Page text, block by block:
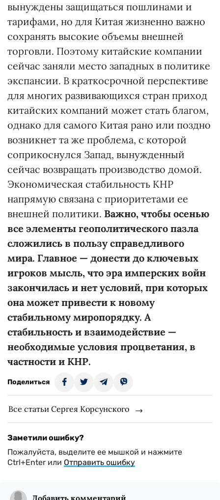
вынуждены защищаться пошлинами и
тарифами, но для Китая жизненно важно
сохранять высокие объемы внешней
торговли. Поэтому китайские компании
сейчас заняли место западных в политике
экспансии. В краткосрочной перспективе
для многих развивающихся стран приход
китайских компаний может стать благом,
однако для самого Китая рано или поздно
возникнет та же проблема, с которой
соприкоснулся Запад, вынужденный
сейчас возвращать производство домой.
Экономическая стабильность КНР
напрямую связана с приоритетами ее
внешней политики. Важно, чтобы осенью
все элементы геополитического пазла
сложились в пользу справедливого
мира. Главное — донести до ключевых
игроков мысль, что эра имперских войн
закончилась и нет условий, при которых
она может привести к новому
стабильному миропорядку. А
стабильность и взаимодействие —
необходимые условия процветания, в
частности и КНР.
Поделиться
Все статьи Сергея Корсунского
Заметили ошибку?
Пожалуйста, выделите ее мышкой и нажмите
Ctrl+Enter или Отправить ошибку